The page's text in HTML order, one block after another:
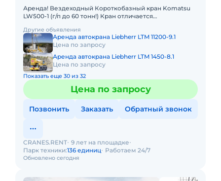
Аренда! Вездеходный Короткобазный кран Komatsu
LW500-1 (г/п до 60 тонн!) Кран отличается
бездорожью, он незам
Другие объявления
Аренда автокрана Liebherr LTM 11200-9.1
Цена по запросу
Аренда автокрана Liebherr LTM 1450-8.1
Цена по запросу
Показать еще 30 из 32
Цена по запросу
Позвонить Заказать Обратный звонок
Обновлено сегодня
CRANES.RENT 9 лет на площадке
Парк техники:136 единиц Работаем 24/7